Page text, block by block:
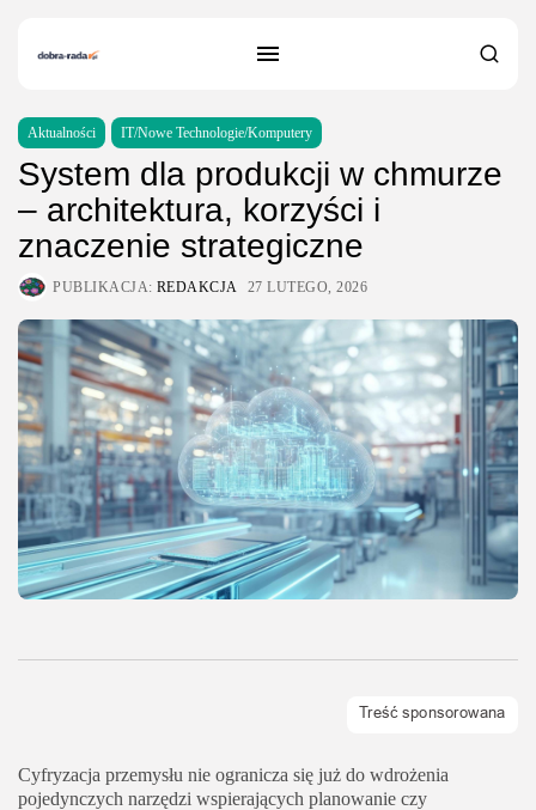
Aktualności IT/Nowe Technologie/Komputery
System dla produkcji w chmurze
– architektura, korzyści i
znaczenie strategiczne
PUBLIKACJA: REDAKCJA 27 LUTEGO, 2026
Cyfryzacja przemysłu nie ogranicza się już do wdrożenia
pojedynczych narzędzi wspierających planowanie czy